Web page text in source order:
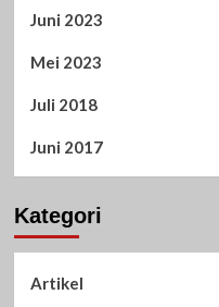
Juni 2023
Mei 2023
Juli 2018
Juni 2017
Kategori
Artikel